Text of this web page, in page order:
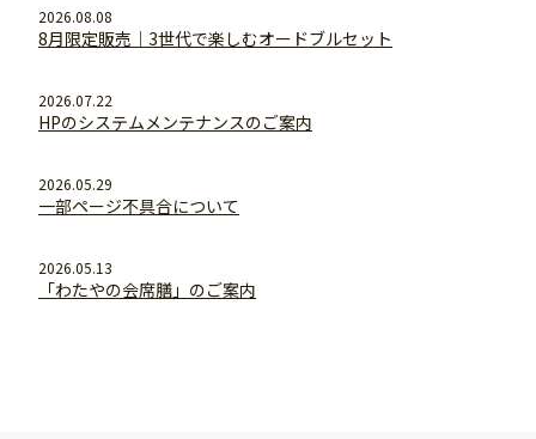
2026.08.08
8月限定販売｜3世代で楽しむオードブルセット
2026.07.22
HPのシステムメンテナンスのご案内
2026.05.29
一部ページ不具合について
2026.05.13
「わたやの会席膳」のご案内